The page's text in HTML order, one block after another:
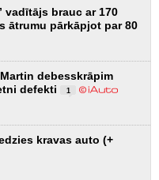
vadītājs brauc ar 170
ātrumu pārkāpjot par 80
debesskrāpim
defekti
1
kravas auto (+